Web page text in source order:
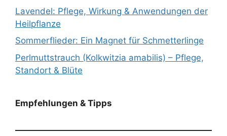
Lavendel: Pflege, Wirkung & Anwendungen der
Heilpflanze
Sommerflieder: Ein Magnet für Schmetterlinge
Perlmuttstrauch (Kolkwitzia amabilis) – Pflege,
Standort & Blüte
Empfehlungen & Tipps